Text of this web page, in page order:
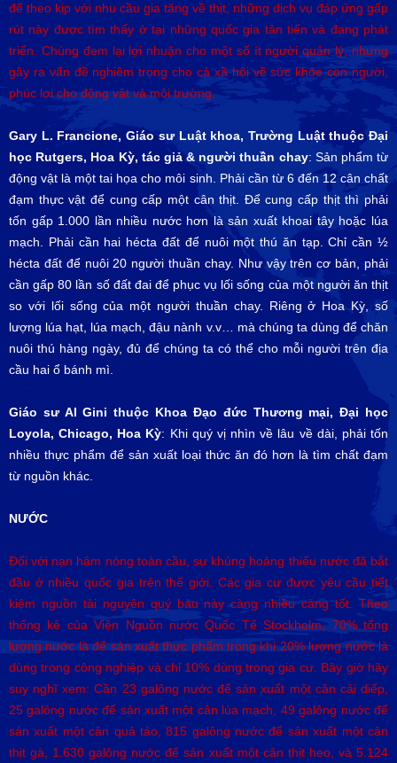
để theo kịp với nhu cầu gia tăng về thịt, những dịch vụ đáp ứng gấp
rút này được tìm thấy ở tại những quốc gia tân tiến và đang phát
triển. Chúng đem lại lợi nhuận cho một số ít người quản lý, nhưng
gây ra vấn đề nghiêm trọng cho cả xã hội về sức khỏe con người,
phúc lợi cho động vật và môi trường.
Gary L. Francione, Giáo sư Luật khoa, Trường Luật thuộc Đại
học Rutgers, Hoa Kỳ, tác giả & người thuần chay: Sản phẩm từ
động vật là một tai họa cho môi sinh. Phải cần từ 6 đến 12 cân chất
đạm thực vật để cung cấp một cân thịt. Để cung cấp thịt thì phải
tốn gấp 1.000 lần nhiều nước hơn là sản xuất khoai tây hoặc lúa
mạch. Phải cần hai hécta đất để nuôi một thú ăn tạp. Chỉ cần ½
hécta đất để nuôi 20 người thuần chay. Như vậy trên cơ bản, phải
cần gấp 80 lần số đất đai để phục vụ lối sống của một người ăn thịt
so với lối sống của một người thuần chay. Riêng ở Hoa Kỳ, số
lượng lúa hạt, lúa mạch, đậu nành v.v… mà chúng ta dùng để chăn
nuôi thú hàng ngày, đủ để chúng ta có thể cho mỗi người trên địa
cầu hai ổ bánh mì.
Giáo sư Al Gini thuộc Khoa Đạo đức Thương mại, Đại học
Loyola, Chicago, Hoa Kỳ: Khi quý vị nhìn về lâu về dài, phải tốn
nhiều thực phẩm để sản xuất loại thức ăn đó hơn là tìm chất đạm
từ nguồn khác.
NƯỚC
Đối với nạn hâm nóng toàn cầu, sự khủng hoảng thiếu nước đã bắt
đầu ở nhiều quốc gia trên thế giới. Các gia cư được yêu cầu tiết
kiệm nguồn tài nguyên quý báu này càng nhiều càng tốt. Theo
thống kê của Viện Nguồn nước Quốc Tế Stockholm, 70% tổng
lượng nước là để sản xuất thực phẩm trong khi 20% lượng nước là
dùng trong công nghiệp và chỉ 10% dùng trong gia cư. Bây giờ hãy
suy nghĩ xem: Cần 23 galông nước để sản xuất một cân cải diếp,
25 galông nước để sản xuất một cân lúa mạch, 49 galông nước để
sản xuất một cân quả táo, 815 galông nước để sản xuất một cân
thịt gà, 1.630 galông nước để sản xuất một cân thịt heo, và 5.124